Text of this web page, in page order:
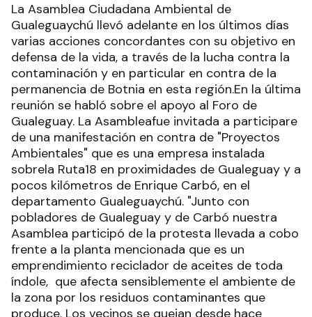
La Asamblea Ciudadana Ambiental de
Gualeguaychú llevó adelante en los últimos días
varias acciones concordantes con su objetivo en
defensa de la vida, a través de la lucha contra la
contaminación y en particular en contra de la
permanencia de Botnia en esta región.En la última
reunión se habló sobre el apoyo al Foro de
Gualeguay. La Asambleafue invitada a participare
de una manifestación en contra de "Proyectos
Ambientales" que es una empresa instalada
sobrela Ruta18 en proximidades de Gualeguay y a
pocos kilómetros de Enrique Carbó, en el
departamento Gualeguaychú. "Junto con
pobladores de Gualeguay y de Carbó nuestra
Asamblea participó de la protesta llevada a cobo
frente a la planta mencionada que es un
emprendimiento reciclador de aceites de toda
índole, que afecta sensiblemente el ambiente de
la zona por los residuos contaminantes que
produce. Los vecinos se quejan desde hace